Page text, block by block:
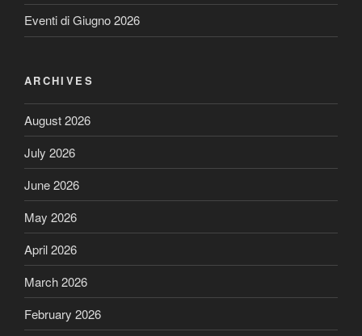
Eventi di Giugno 2026
ARCHIVES
August 2026
July 2026
June 2026
May 2026
April 2026
March 2026
February 2026